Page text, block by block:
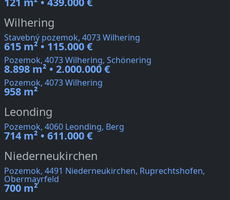
Wilhering
Stavebný pozemok, 4073 Wilhering
615 m² • 115.000 €
Pozemok, 4073 Wilhering, Schönering
8.898 m² • 2.000.000 €
Pozemok, 4073 Wilhering
958 m²
Leonding
Pozemok, 4060 Leonding, Berg
714 m² • 611.000 €
Niederneukirchen
Pozemok, 4491 Niederneukirchen, Ruprechtshofen,
Obermayrfeld
700 m²